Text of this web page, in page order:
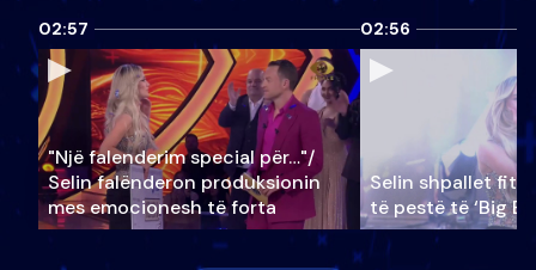
02:57
"Një falenderim special për…"/
Selin falënderon produksionin
mes emocionesh të forta
02:56
Selin shpallet
të pestë të ‘Big